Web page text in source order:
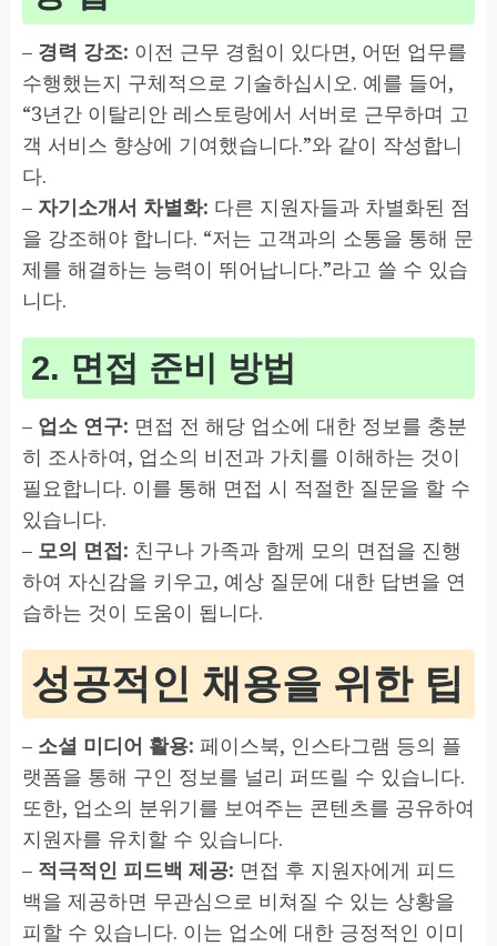
– 경력 강조: 이전 근무 경험이 있다면, 어떤 업무를
수행했는지 구체적으로 기술하십시오. 예를 들어,
“3년간 이탈리안 레스토랑에서 서버로 근무하며 고
객 서비스 향상에 기여했습니다.”와 같이 작성합니
다.
– 자기소개서 차별화: 다른 지원자들과 차별화된 점
을 강조해야 합니다. “저는 고객과의 소통을 통해 문
제를 해결하는 능력이 뛰어납니다.”라고 쓸 수 있습
니다.
2. 면접 준비 방법
– 업소 연구: 면접 전 해당 업소에 대한 정보를 충분
히 조사하여, 업소의 비전과 가치를 이해하는 것이
필요합니다. 이를 통해 면접 시 적절한 질문을 할 수
있습니다.
– 모의 면접: 친구나 가족과 함께 모의 면접을 진행
하여 자신감을 키우고, 예상 질문에 대한 답변을 연
습하는 것이 도움이 됩니다.
성공적인 채용을 위한 팁
– 소셜 미디어 활용: 페이스북, 인스타그램 등의 플
랫폼을 통해 구인 정보를 널리 퍼뜨릴 수 있습니다.
또한, 업소의 분위기를 보여주는 콘텐츠를 공유하여
지원자를 유치할 수 있습니다.
– 적극적인 피드백 제공: 면접 후 지원자에게 피드
백을 제공하면 무관심으로 비쳐질 수 있는 상황을
피할 수 있습니다. 이는 업소에 대한 긍정적인 이미